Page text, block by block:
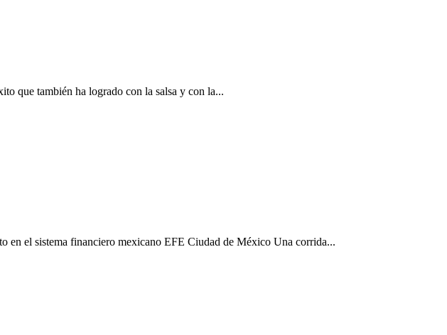
que también ha logrado con la salsa y con la...
en el sistema financiero mexicano EFE Ciudad de México Una corrida...